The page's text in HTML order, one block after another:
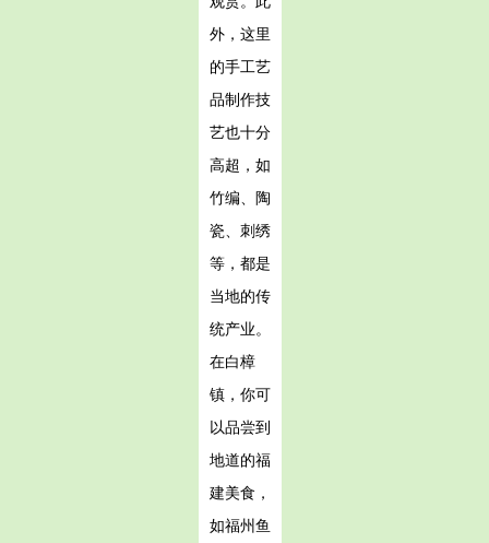
外，这里
的手工艺
品制作技
艺也十分
高超，如
竹编、陶
瓷、刺绣
等，都是
当地的传
统产业。
在白樟
镇，你可
以品尝到
地道的福
建美食，
如福州鱼